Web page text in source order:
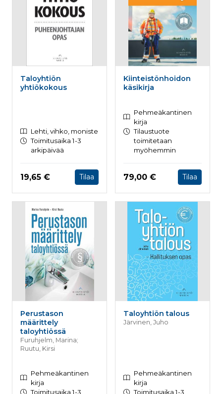
Taloyhtiön
yhtiökokous
Lehti, vihko, moniste
Toimitusaika 1-3
arkipäivää
Hinta nyt
19,65 € Tilaa
Kiinteistönhoidon
käsikirja
Pehmeäkantinen
kirja
Tilaustuote
toimitetaan
myöhemmin
Hinta nyt
79,00 € Tilaa
Perustason
määrittely
taloyhtiössä
Furuhjelm, Marina;
Ruutu, Kirsi
Pehmeäkantinen
kirja
Toimitusaika 1-3
Taloyhtiön talous
Järvinen, Juho
Pehmeäkantinen
kirja
Toimitusaika 1-3